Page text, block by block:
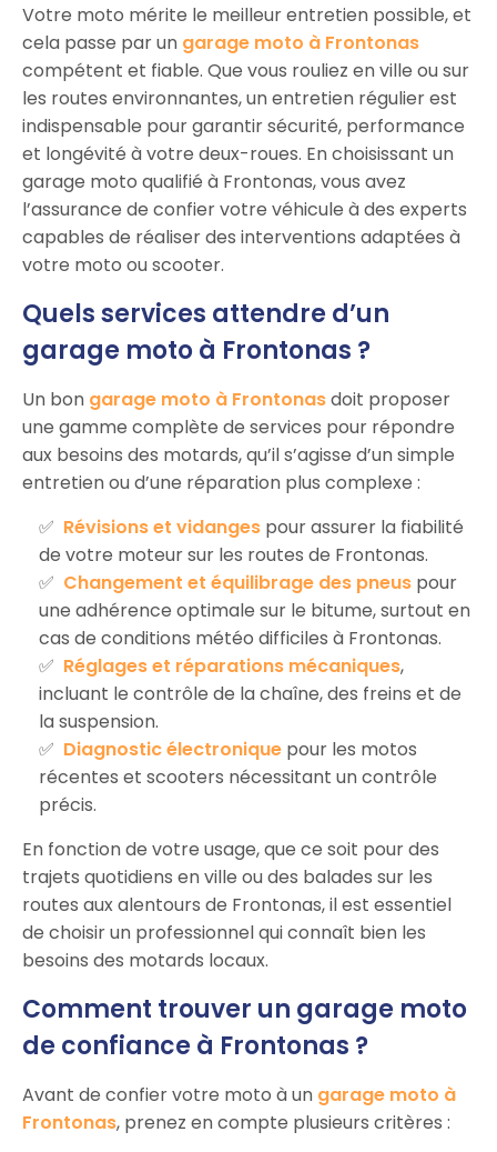
Votre moto mérite le meilleur entretien possible, et
cela passe par un garage moto à Frontonas
compétent et fiable. Que vous rouliez en ville ou sur
les routes environnantes, un entretien régulier est
indispensable pour garantir sécurité, performance
et longévité à votre deux-roues. En choisissant un
garage moto qualifié à Frontonas, vous avez
l’assurance de confier votre véhicule à des experts
capables de réaliser des interventions adaptées à
votre moto ou scooter.
Quels services attendre d’un
garage moto à Frontonas ?
Un bon garage moto à Frontonasdoit proposer
une gamme complète de services pour répondre
aux besoins des motards, qu’il s’agisse d’un simple
entretien ou d’une réparation plus complexe :
Révisions et vidanges pour assurer la fiabilité
de votre moteur sur les routes de Frontonas.
Changement et équilibrage des pneus pour
une adhérence optimale sur le bitume, surtout en
cas de conditions météo difficiles à Frontonas.
Réglages et réparations mécaniques,
incluant le contrôle de la chaîne, des freins et de
la suspension.
Diagnostic électronique pour les motos
récentes et scooters nécessitant un contrôle
précis.
En fonction de votre usage, que ce soit pour des
trajets quotidiens en ville ou des balades sur les
routes aux alentours de Frontonas, il est essentiel
de choisir un professionnel qui connaît bien les
besoins des motards locaux.
Comment trouver un garage moto
de confiance à Frontonas ?
Avant de confier votre moto à un garage moto à
Frontonas, prenez en compte plusieurs critères :